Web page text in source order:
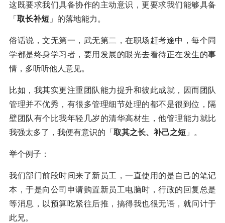
这既要求我们具备协作的主动意识，更要求我们能够具备
「 取长补短 」的落地能力。
俗话说，文无第一，武无第二，在职场赶考途中，每个同
学都是终身学习者，要用发展的眼光去看待正在发生的事
情，多听听他人意见。
比如，我其实更注重团队能力提升和彼此成就，因而团队
管理并不优秀，有很多管理细节处理的都不是很到位，隔
壁团队有个比我年轻几岁的清华高材生，他管理能力就比
我强太多了，我便有意识的「 取其之长、补己之短 」。
举个例子：
我们部门前段时间来了新员工，一直使用的是自己的笔记
本，于是向公司申请购置新员工电脑时，行政的回复总是
等消息，以预算吃紧往后推，搞得我也很无语，就问计于
此兄。